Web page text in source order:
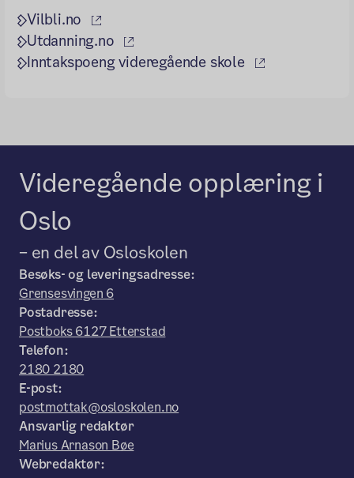
Vilbli.no
(ekstern lenke)
Utdanning.no
(ekstern lenke)
Inntakspoeng videregående skole
(ekstern
Videregående opplæring i
Oslo
– en del av Osloskolen
Besøks- og leveringsadresse:
Grensesvingen 6
Postadresse:
Postboks 6127 Etterstad
Telefon:
2180 2180
E-post:
postmottak@osloskolen.no
Ansvarlig redaktør
Marius Arnason Bøe
Webredaktør: